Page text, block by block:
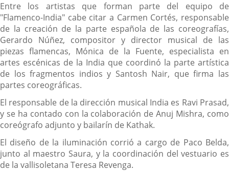
Entre los artistas que forman parte del equipo de
"Flamenco-India" cabe citar a Carmen Cortés, responsable
de la creación de la parte española de las coreografías,
Gerardo Núñez, compositor y director musical de las
piezas flamencas, Mónica de la Fuente, especialista en
artes escénicas de la India que coordinó la parte artística
de los fragmentos indios y Santosh Nair, que firma las
partes coreográficas.
El responsable de la dirección musical India es Ravi Prasad,
y se ha contado con la colaboración de Anuj Mishra, como
coreógrafo adjunto y bailarín de Kathak.
El diseño de la iluminación corrió a cargo de Paco Belda,
junto al maestro Saura, y la coordinación del vestuario es
de la vallisoletana Teresa Revenga.